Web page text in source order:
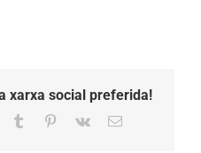
xarxa social preferida!
Tumblr Pinterest
Vk Email: